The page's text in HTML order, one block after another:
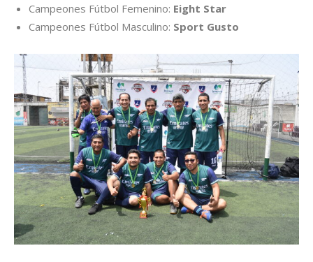
Campeones Fútbol Femenino: Eight Star
Campeones Fútbol Masculino: Sport Gusto